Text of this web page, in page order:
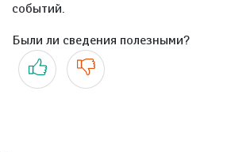
событий.
Были ли сведения полезными?
Да Нет